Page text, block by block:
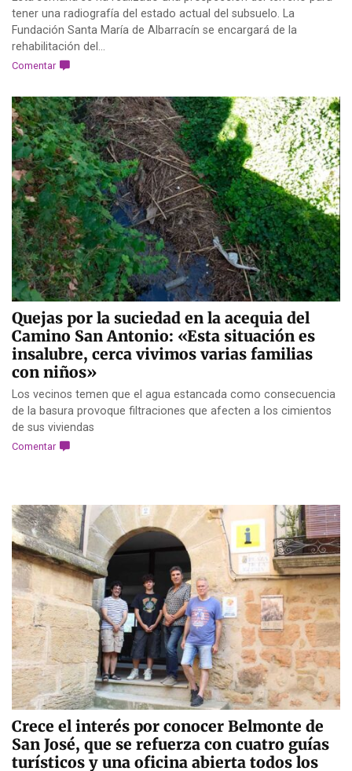
tener una radiografía del estado actual del subsuelo. La
Fundación Santa María de Albarracín se encargará de la
rehabilitación del...
Comentar
Quejas por la suciedad en la acequia del
Camino San Antonio: «Esta situación es
insalubre, cerca vivimos varias familias
con niños»
Los vecinos temen que el agua estancada como consecuencia
de la basura provoque filtraciones que afecten a los cimientos
de sus viviendas
Comentar
Crece el interés por conocer Belmonte de
San José, que se refuerza con cuatro guías
turísticos y una oficina abierta todos los